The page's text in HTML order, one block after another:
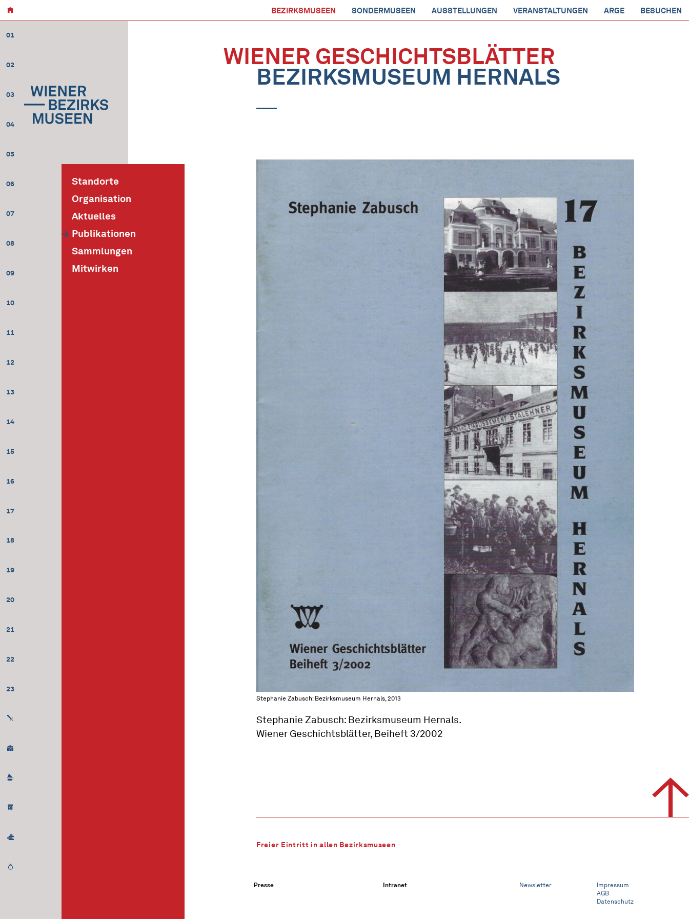
BEZIRKSMUSEEN SONDERMUSEEN AUSSTELLUNGEN VERANSTALTUNGEN ARGE BESUCHEN
01
02
03
04
05
06
07
08
09
10
11
12
13
14
15
16
17
18
19
20
21
22
23
Standorte
Organisation
Aktuelles
Publikationen
Sammlungen
Mitwirken
WIENER GESCHICHTSBLÄTTER
BEZIRKSMUSEUM HERNALS
Stephanie Zabusch: Bezirksmuseum Hernals, 2013
Stephanie Zabusch: Bezirksmuseum Hernals.
Wiener Geschichtsblätter, Beiheft 3/2002
Freier Eintritt in allen Bezirksmuseen
Presse Intranet Newsletter
Impressum
AGB
Datenschutz